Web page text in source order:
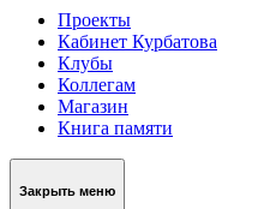
Проекты
Кабинет Курбатова
Клубы
Коллегам
Магазин
Книга памяти
Закрыть меню